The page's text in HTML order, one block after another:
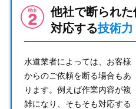
他社で断られた
対応する技術力
水道業者によっては、お客様
からのご依頼を断る場合もあ
ります。例えば作業内容が複
雑になり、そもそも対応する